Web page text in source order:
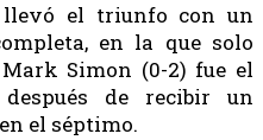
llevó el triunfo con un
en la que solo
Simon (0-2) fue el
de recibir un
el séptimo.